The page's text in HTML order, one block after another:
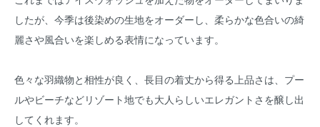
したが、今季は後染めの生地をオーダーし、柔らかな色合いの綺
麗さや風合いを楽しめる表情になっています。
色々な羽織物と相性が良く、長目の着丈から得る上品さは、プー
ルやビーチなどリゾート地でも大人らしいエレガントさを醸し出
してくれます。